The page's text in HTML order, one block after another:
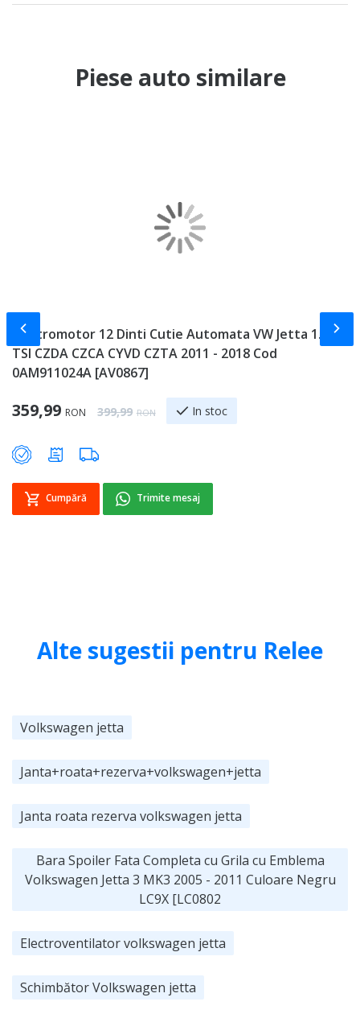
Piese auto similare
Electromotor 12 Dinti Cutie Automata VW Jetta 1.4
TSI CZDA CZCA CYVD CZTA 2011 - 2018 Cod
0AM911024A [AV0867]
Special Price
359,99 RON Regular Price
399,99 RON In stoc
Cumpără Trimite mesaj
Slide-ul anterior
Alte sugestii pentru Relee
Volkswagen jetta
Janta+roata+rezerva+volkswagen+jetta
Janta roata rezerva volkswagen jetta
Bara Spoiler Fata Completa cu Grila cu Emblema
Volkswagen Jetta 3 MK3 2005 - 2011 Culoare Negru
LC9X [LC0802
Electroventilator volkswagen jetta
Schimbător Volkswagen jetta